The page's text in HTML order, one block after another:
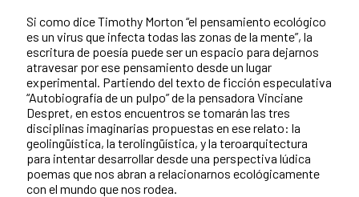
Si como dice Timothy Morton “el pensamiento ecológico
es un virus que infecta todas las zonas de la mente”, la
escritura de poesía puede ser un espacio para dejarnos
atravesar por ese pensamiento desde un lugar
experimental. Partiendo del texto de ficción especulativa
“Autobiografía de un pulpo” de la pensadora Vinciane
Despret, en estos encuentros se tomarán las tres
disciplinas imaginarias propuestas en ese relato: la
geolingüística, la terolingüística, y la teroarquitectura
para intentar desarrollar desde una perspectiva lúdica
poemas que nos abran a relacionarnos ecológicamente
con el mundo que nos rodea.